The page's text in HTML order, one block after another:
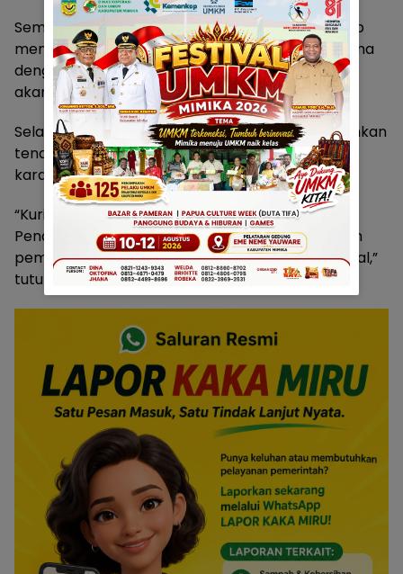
Sementara untuk tenaga pengajar, Bupati Rettob
menyampaikan sekolah rakyat akan bekerja sama
dengan Dinas Pendidikan, di mana guru-gurunya
akan diangkat dari Kementerian Pendidikan.
Selain itu, Kementerian Sosial juga akan mengirimkan
tenaga pendidik untuk fokus pada pembentukan
karakter siswa.
“Kurikulumnya tetap mengikuti dari Kementerian
Pendidikan, sementara untuk aspek karakter dan
pembinaan sosial dibantu oleh Kementerian Sosial,”
tutup Johannes Rettob.